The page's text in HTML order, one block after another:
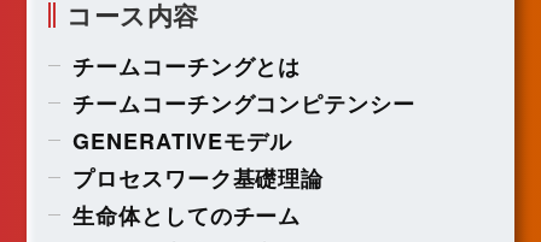
コース内容
チームコーチングとは
チームコーチングコンピテンシー
GENERATIVEモデル
プロセスワーク基礎理論
生命体としてのチーム